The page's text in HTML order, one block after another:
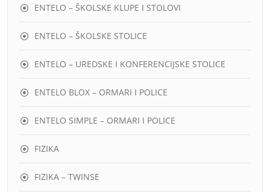
ENTELO – ŠKOLSKE KLUPE I STOLOVI
ENTELO – ŠKOLSKE STOLICE
ENTELO – UREDSKE I KONFERENCIJSKE STOLICE
ENTELO BLOX – ORMARI I POLICE
ENTELO SIMPLE – ORMARI I POLICE
FIZIKA
FIZIKA – TWINSE